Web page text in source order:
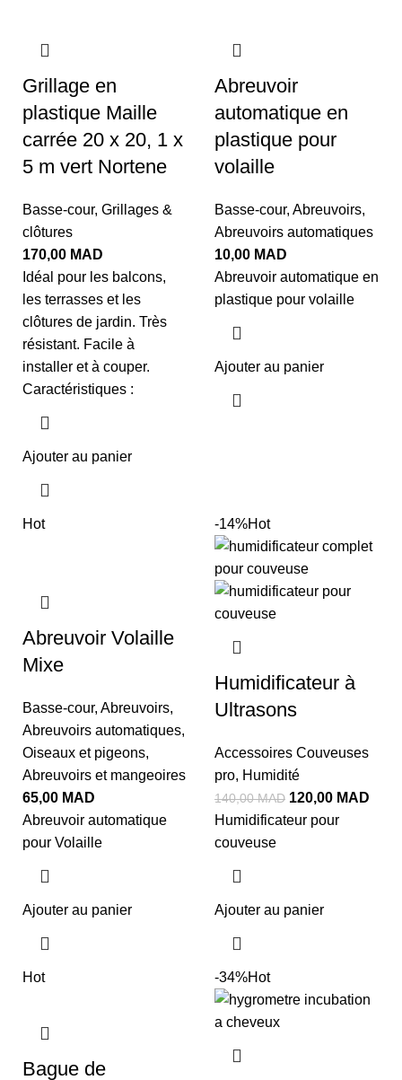
Grillage en
plastique Maille
carrée 20 x 20, 1 x
5 m vert Nortene
Basse-cour, Grillages &
clôtures
170,00 MAD
Idéal pour les balcons,
les terrasses et les
clôtures de jardin. Très
résistant. Facile à
installer et à couper.
Caractéristiques :
Ajouter au panier
Abreuvoir
automatique en
plastique pour
volaille
Basse-cour, Abreuvoirs,
Abreuvoirs automatiques
10,00 MAD
Abreuvoir automatique en
plastique pour volaille
Ajouter au panier
Hot
Abreuvoir Volaille
Mixe
Basse-cour, Abreuvoirs,
Abreuvoirs automatiques,
Oiseaux et pigeons,
Abreuvoirs et mangeoires
65,00 MAD
Abreuvoir automatique
pour Volaille
Ajouter au panier
-14%Hot
Humidificateur à
Ultrasons
Accessoires Couveuses
pro, Humidité
140,00MAD 120,00 MAD
Humidificateur pour
couveuse
Ajouter au panier
Hot
Bague de
-34%Hot